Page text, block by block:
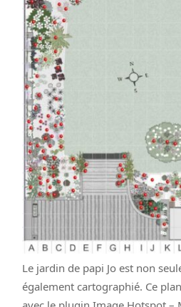
Le jardin de papi Jo est non
également cartographié. Ce